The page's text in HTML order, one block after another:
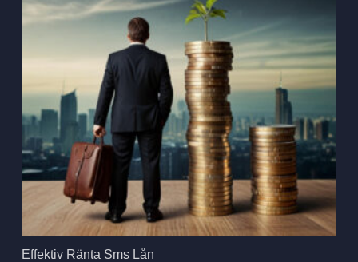
Effektiv Ränta Sms Lån